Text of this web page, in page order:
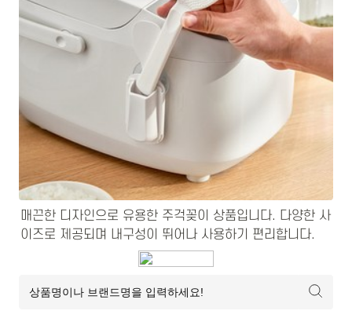
매끈한 디자인으로 유용한 주걱꽂이 상품입니다. 다양한 사
이즈로 제공되며 내구성이 뛰어나 사용하기 편리합니다.